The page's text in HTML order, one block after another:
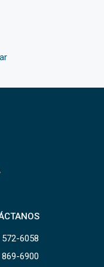
6058
6900